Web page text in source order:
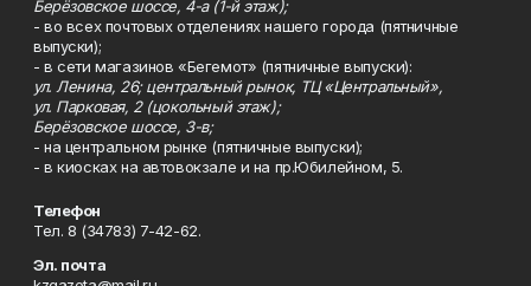
Берёзовское шоссе, 4-а (1-й этаж);
- во всех почтовых отделениях нашего города (пятничные
выпуски);
- в сети магазинов «Бегемот» (пятничные выпуски):
ул. Ленина, 26; центральный рынок, ТЦ «Центральный»,
ул. Парковая, 2 (цокольный этаж);
Берёзовское шоссе, 3-в;
- на центральном рынке (пятничные выпуски);
- в киосках на автовокзале и на пр.Юбилейном, 5.
Телефон
Тел. 8 (34783) 7-42-62.
Эл. почта